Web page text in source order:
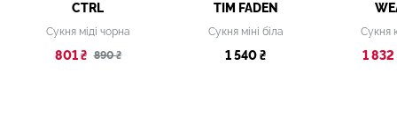
CTRL
Сукня міді чорна
801 ₴ 890 ₴
TIM FADEN
Сукня міні біла
1 540 ₴
Сукня
1 832